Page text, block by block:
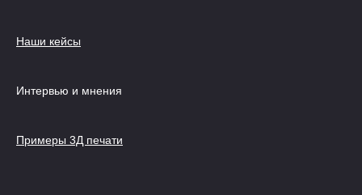
Наши кейсы
Интервью и мнения
Примеры 3Д печати